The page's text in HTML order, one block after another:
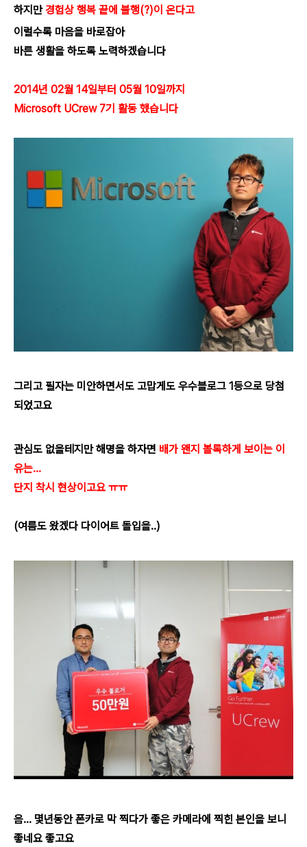
하지만경험상 행복 끝에 불행(?)이 온다고
이럴수록 마음을 바로잡아
바른 생활을 하도록 노력하겠습니다
2014년 02월 14일부터 05월 10일까지
Microsoft UCrew 7기 활동 했습니다
그리고 필자는 미안하면서도 고맙게도 우수블로그 1등으로 당첨
되었고요
관심도 없을테지만 해명을 하자면 배가 왠지 볼록하게 보이는 이
유는...
단지 착시 현상이고요 ㅠㅠ
(여름도 왔겠다 다이어트 돌입을..)
음... 몇년동안 폰카로 막 찍다가 좋은 카메라에 찍힌 본인을 보니
좋네요 좋고요